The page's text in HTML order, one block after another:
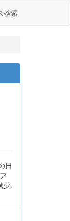
検索
日
少.